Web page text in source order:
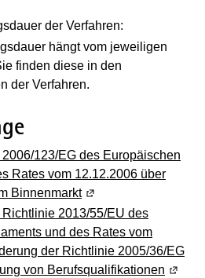
der Verfahren:
hängt vom jeweiligen
finden diese in den
der Verfahren.
123/EG des Europäischen
Rates vom 12.12.2006 über
Binnenmarkt(Wird in einem
2013/55/EU des
und des Rates vom
der Richtlinie 2005/36/EG
von Berufsqualifikationen (Wird